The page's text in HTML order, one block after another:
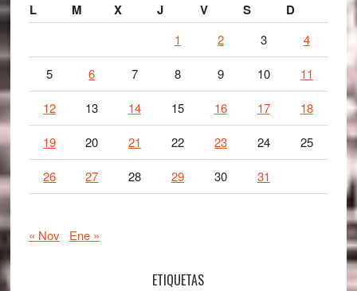
L M X J V S D
1 2 3 4
5 6 7 8 9 10 11
12 13 14 15 16 17 18
19 20 21 22 23 24 25
26 27 28 29 30 31
« Nov Ene »
ETIQUETAS